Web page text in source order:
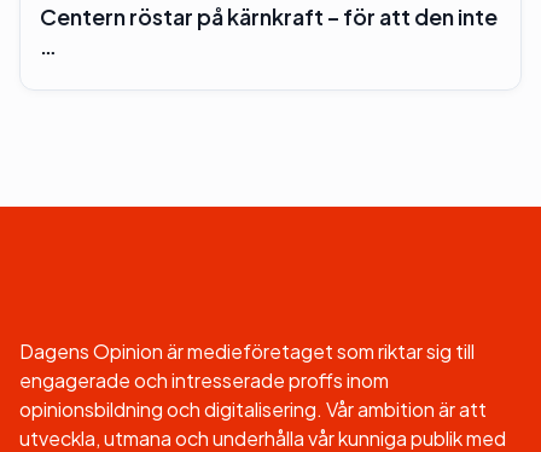
Centern röstar på kärnkraft – för att den inte
…
Dagens Opinion är medieföretaget som riktar sig till
engagerade och intresserade proffs inom
opinionsbildning och digitalisering. Vår ambition är att
utveckla, utmana och underhålla vår kunniga publik med